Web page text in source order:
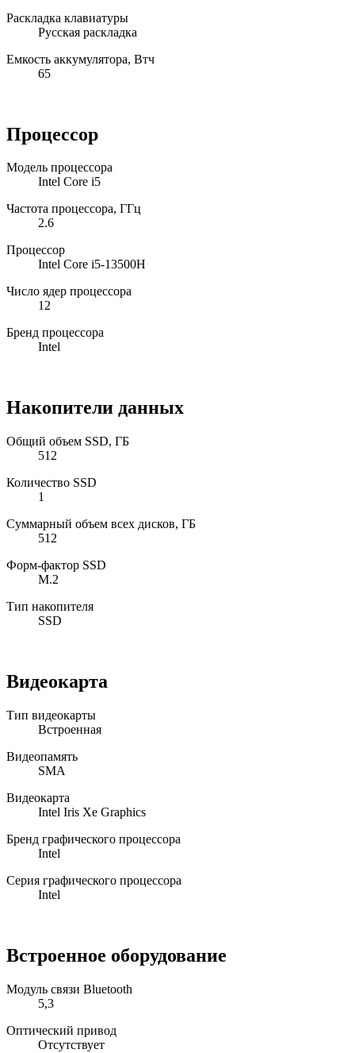
Раскладка клавиатуры
Русская раскладка
Емкость аккумулятора, Втч
65
Процессор
Модель процессора
Intel Core i5
Частота процессора, ГГц
2.6
Процессор
Intel Core i5-13500H
Число ядер процессора
12
Бренд процессора
Intel
Накопители данных
Общий объем SSD, ГБ
512
Количество SSD
1
Суммарный объем всех дисков, ГБ
512
Форм-фактор SSD
M.2
Тип накопителя
SSD
Видеокарта
Тип видеокарты
Встроенная
Видеопамять
SMA
Видеокарта
Intel Iris Xe Graphics
Бренд графического процессора
Intel
Серия графического процессора
Intel
Встроенное оборудование
Модуль связи Bluetooth
5,3
Оптический привод
Отсутствует